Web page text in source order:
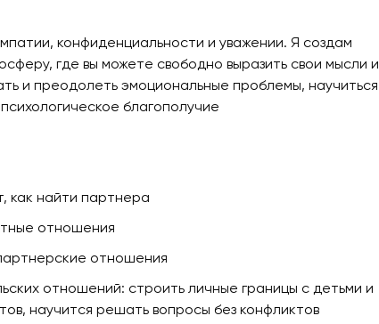
конфиденциальности и уважении. Я создам
где вы можете свободно выразить свои мысли и
и преодолеть эмоциональные проблемы, научиться
благополучие
как найти партнера
отношения
отношения
отношений: строить личные границы с детьми и
научится решать вопросы без конфликтов